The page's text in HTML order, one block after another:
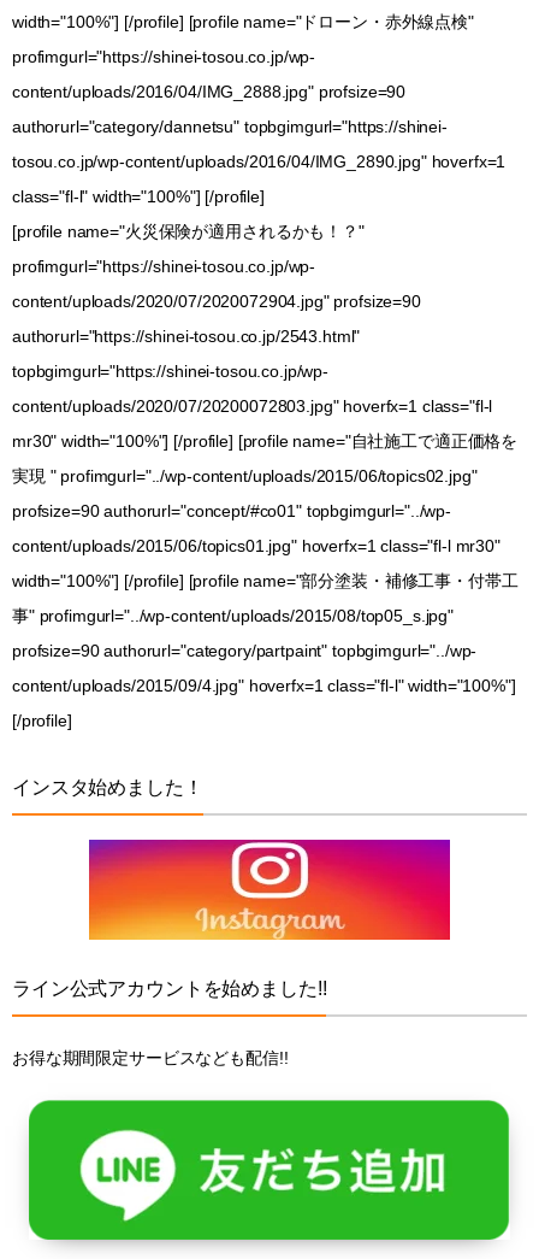
width="100%"] [/profile] [profile name="ドローン・赤外線点検"
profimgurl="https://shinei-tosou.co.jp/wp-
content/uploads/2016/04/IMG_2888.jpg" profsize=90
authorurl="category/dannetsu" topbgimgurl="https://shinei-
tosou.co.jp/wp-content/uploads/2016/04/IMG_2890.jpg" hoverfx=1
class="fl-l" width="100%"] [/profile]
[profile name="火災保険が適用されるかも！？"
profimgurl="https://shinei-tosou.co.jp/wp-
content/uploads/2020/07/2020072904.jpg" profsize=90
authorurl="https://shinei-tosou.co.jp/2543.html"
topbgimgurl="https://shinei-tosou.co.jp/wp-
content/uploads/2020/07/20200072803.jpg" hoverfx=1 class="fl-l
mr30" width="100%"] [/profile] [profile name="自社施工で適正価格を
実現 " profimgurl="../wp-content/uploads/2015/06/topics02.jpg"
profsize=90 authorurl="concept/#co01" topbgimgurl="../wp-
content/uploads/2015/06/topics01.jpg" hoverfx=1 class="fl-l mr30"
width="100%"] [/profile] [profile name="部分塗装・補修工事・付帯工
事" profimgurl="../wp-content/uploads/2015/08/top05_s.jpg"
profsize=90 authorurl="category/partpaint" topbgimgurl="../wp-
content/uploads/2015/09/4.jpg" hoverfx=1 class="fl-l" width="100%"]
[/profile]
インスタ始めました！
ライン公式アカウントを始めました!!
お得な期間限定サービスなども配信!!